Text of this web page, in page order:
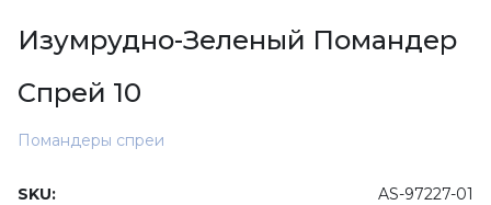
Изумрудно-Зеленый Помандер
Спрей 10
Помандеры спреи
SKU: AS-97227-01